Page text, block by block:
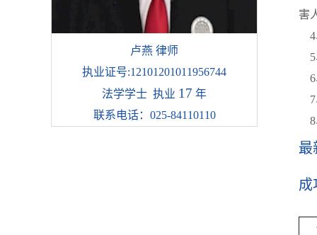
卢燕 律师
执业证号:12101201011956744
法学学士 执业 17 年
联系电话：025-84110110
害
4
5
6
7
8
最
成